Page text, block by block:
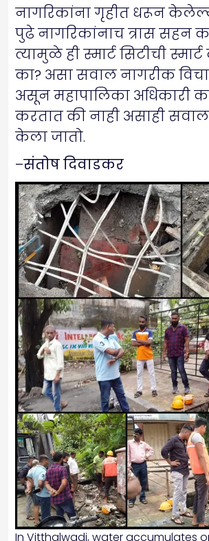
नागरिकांना गृहीत धरून
पुढे नागरिकांनाच त्रास सहन
त्यामुळे ही स्मार्ट सिटीची
का? असा सवाल नागरीक
असून महापालिका अधिकारी
करतात की नाही असाही
केला जातो.
–संतोष दिवाडकर
In Vitthalwadi, water accumulates